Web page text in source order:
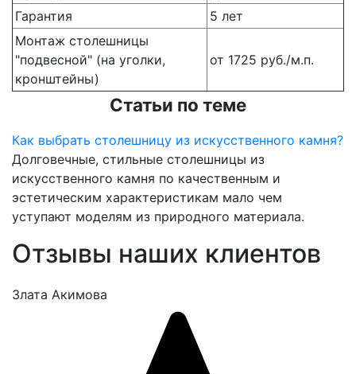
Гарантия
5 лет
Монтаж столешницы
"подвесной" (на уголки,
кронштейны)
от 1725 руб./м.п.
Статьи по теме
Как выбрать столешницу из искусственного камня?
Долговечные, стильные столешницы из
искусственного камня по качественным и
эстетическим характеристикам мало чем
уступают моделям из природного материала.
Отзывы наших клиентов
Злата Акимова